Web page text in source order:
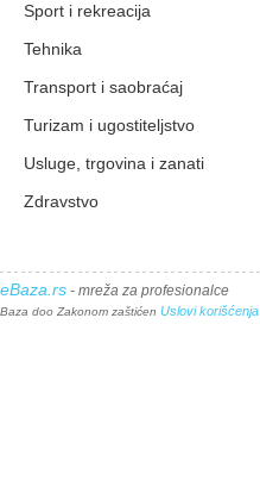
Sport i rekreacija
Tehnika
Transport i saobraćaj
Turizam i ugostiteljstvo
Usluge, trgovina i zanati
Zdravstvo
eBaza.rs - mreža za profesionalce
Baza doo Zakonom zaštićen Uslovi korišćenja